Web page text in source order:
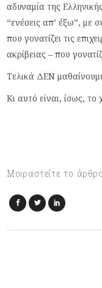
αδυναμία της
“ενέσεις απ’ έξω”, με
που γονατίζει τις
ακρίβειας – που
Τελικά ΔΕΝ
Κι αυτό είναι, ίσως, το
Μοιραστείτε το άρθρο